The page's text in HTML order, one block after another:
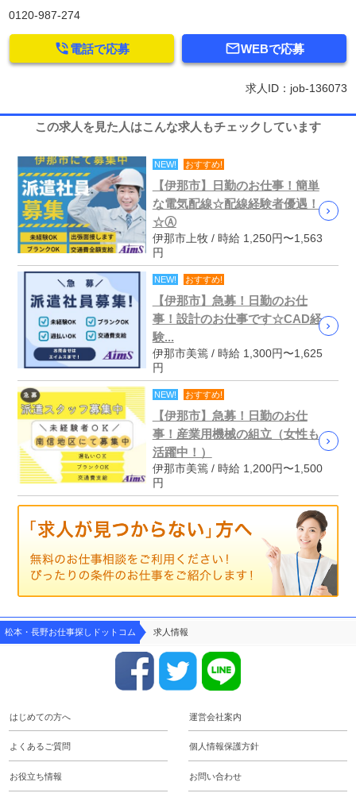
0120-987-274
WEBで応募
電話で応募
求人ID：job-136073
この求人を見た人はこんな求人もチェックしています
NEW! おすすめ!
【伊那市】日勤のお仕事！簡単
な電気配線☆配線経験者優遇！
☆Ⓐ
伊那市上牧 / 時給 1,250円〜1,563
円
NEW! おすすめ!
【伊那市】急募！日勤のお仕
事！設計のお仕事です☆CAD経
験...
伊那市美篶 / 時給 1,300円〜1,625
円
NEW! おすすめ!
【伊那市】急募！日勤のお仕
事！産業用機械の組立（女性も
活躍中！）
伊那市美篶 / 時給 1,200円〜1,500
円
松本・長野お仕事探しドットコム 求人情報
はじめての方へ 運営会社案内
よくあるご質問 個人情報保護方針
お役立ち情報 お問い合わせ